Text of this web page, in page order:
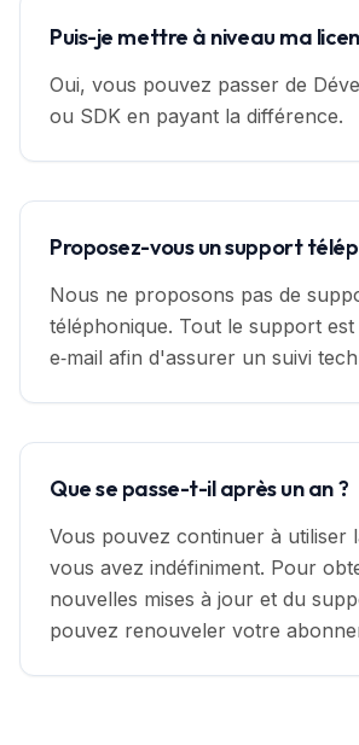
Puis-je mettre à niveau ma
Oui, vous pouvez passer de
ou SDK en payant la différence.
Proposez-vous un support
Nous ne proposons pas de
téléphonique. Tout le support
e‑mail afin d'assurer un suivi
Que se passe-t-il après un an ?
Vous pouvez continuer à utiliser
vous avez indéfiniment. Pour
nouvelles mises à jour et du
pouvez renouveler votre